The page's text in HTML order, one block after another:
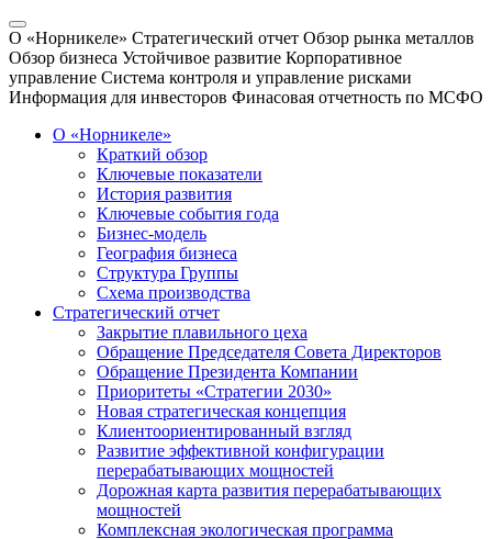
О «Норникеле» Стратегический отчет Обзор рынка металлов
Обзор бизнеса Устойчивое развитие Корпоративное
управление Система контроля и управление рисками
Информация для инвесторов Финасовая отчетность по МСФО
О «Норникеле»
Краткий обзор
Ключевые показатели
История развития
Ключевые события года
Бизнес-модель
География бизнеса
Структура Группы
Схема производства
Стратегический отчет
Закрытие плавильного цеха
Обращение Председателя Совета Директоров
Обращение Президента Компании
Приоритеты «Стратегии 2030»
Новая стратегическая концепция
Клиентоориентированный взгляд
Развитие эффективной конфигурации
перерабатывающих мощностей
Дорожная карта развития перерабатывающих
мощностей
Комплексная экологическая программа